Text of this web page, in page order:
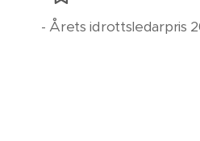
- Årets idrottsledarpris